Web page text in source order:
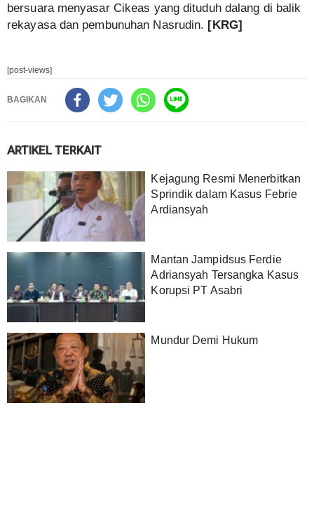
bersuara menyasar Cikeas yang dituduh dalang di balik
rekayasa dan pembunuhan Nasrudin. [KRG]
[post-views]
BAGIKAN
ARTIKEL TERKAIT
Kejagung Resmi Menerbitkan
Sprindik dalam Kasus Febrie
Ardiansyah
Mantan Jampidsus Ferdie
Adriansyah Tersangka Kasus
Korupsi PT Asabri
Mundur Demi Hukum